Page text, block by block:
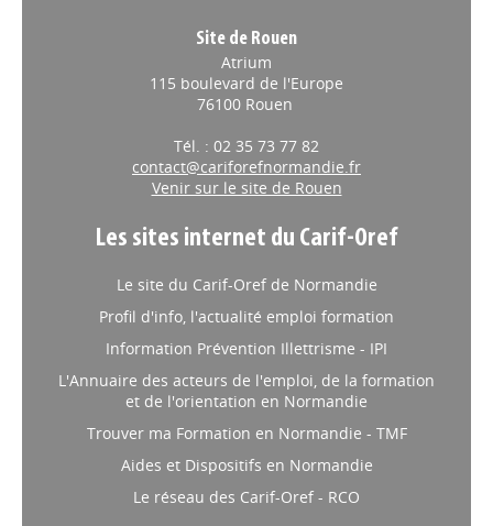
Site de Rouen
Atrium
115 boulevard de l'Europe
76100 Rouen
Tél. : 02 35 73 77 82
contact@cariforefnormandie.fr
Venir sur le site de Rouen
Les sites internet du Carif-Oref
Le site du Carif-Oref de Normandie
Profil d'info, l'actualité emploi formation
Information Prévention Illettrisme - IPI
L'Annuaire des acteurs de l'emploi, de la formation
et de l'orientation en Normandie
Trouver ma Formation en Normandie - TMF
Aides et Dispositifs en Normandie
Le réseau des Carif-Oref - RCO